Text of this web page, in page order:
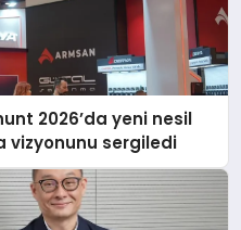
2026’da yeni nesil
vizyonunu sergiledi